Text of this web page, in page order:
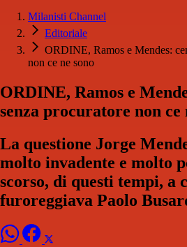
Milanisti Channel
Editoriale
ORDINE, Ramos e Mendes:
non ce ne sono
ORDINE, Ramos e
senza procuratore non ce
La questione Jorge
molto invadente e molto
scorso, di questi tempi, a
furoreggiava Paolo